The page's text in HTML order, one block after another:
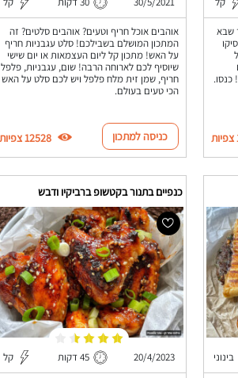
שבא
כנסו.
אוהבים אוכל חריף וטעים? אוהבים סלטים? זה
המתכון המושלם בשבילכם! סלט עגבניות חריף
על האש! מתכון קל ליום העצמאות או יום שישי
שיוסיף לכם לארוחה הרבה! שום, עגבניות, פלפל
חריף, שמן זית מלח פלפל ויש לכם סלט על האש
הכי טעים בעולם.
כניסה למתכון 12528 צפיות
בינוני
כנפיים בתנור בקטשופ ברביקיו ודבש
20/4/2023 45 דקות קל